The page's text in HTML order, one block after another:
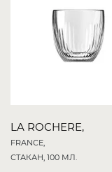
LA ROCHERE,
FRANCE,
СТАКАН, 100 МЛ.